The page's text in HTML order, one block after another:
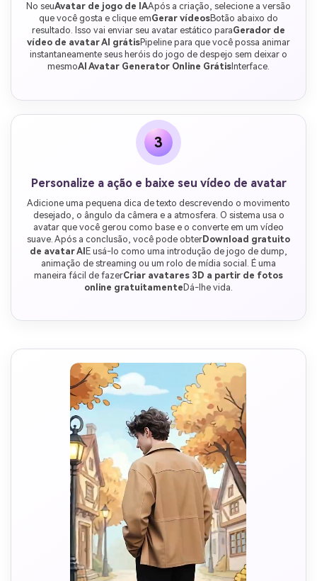
No seuAvatar de jogo de IAApós a criação, selecione a versão
que você gosta e clique emGerar vídeosBotão abaixo do
resultado. Isso vai enviar seu avatar estático paraGerador de
vídeo de avatar AI grátisPipeline para que você possa animar
instantaneamente seus heróis do jogo de despejo sem deixar o
mesmoAI Avatar Generator Online Grátis Interface.
3
Personalize a ação e baixe seu vídeo de avatar
Adicione uma pequena dica de texto descrevendo o movimento
desejado, o ângulo da câmera e a atmosfera. O sistema usa o
avatar que você gerou como base e o converte em um vídeo
suave. Após a conclusão, você pode obterDownload gratuito
de avatar AI E usá-lo como uma introdução de jogo de dump,
animação de streaming ou um rolo de mídia social. É uma
maneira fácil de fazerCriar avatares 3D a partir de fotos
online gratuitamente Dá-lhe vida.